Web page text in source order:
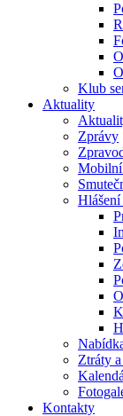
Klub
Aktuality
Zprávy
Mobilní
Hlášení
Ztráty
Kontakty